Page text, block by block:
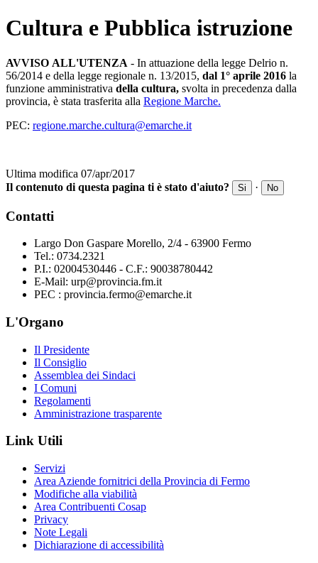
Cultura e Pubblica istruzione
AVVISO ALL'UTENZA - In attuazione della legge Delrio n.
56/2014 e della legge regionale n. 13/2015, dal 1° aprile 2016 la
funzione amministrativa della cultura, svolta in precedenza dalla
provincia, è stata trasferita alla Regione Marche.
PEC: regione.marche.cultura@emarche.it
Ultima modifica 07/apr/2017
Il contenuto di questa pagina ti è stato d'aiuto?
Si · No
Contatti
Largo Don Gaspare Morello, 2/4 - 63900 Fermo
Tel.: 0734.2321
P.I.: 02004530446 - C.F.: 90038780442
E-Mail: urp@provincia.fm.it
PEC : provincia.fermo@emarche.it
L'Organo
Il Presidente
Il Consiglio
Assemblea dei Sindaci
I Comuni
Regolamenti
Amministrazione trasparente
Link Utili
Servizi
Area Aziende fornitrici della Provincia di Fermo
Modifiche alla viabilità
Area Contribuenti Cosap
Privacy
Note Legali
Dichiarazione di accessibilità